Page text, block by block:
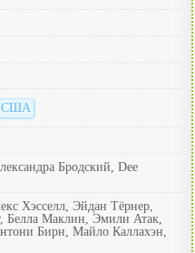
США
Бродский, Dee
Хэсселл, Эйдан Тёрнер,
Белла Маклин, Эмили Атак,
Бирн, Майло Каллахэн,